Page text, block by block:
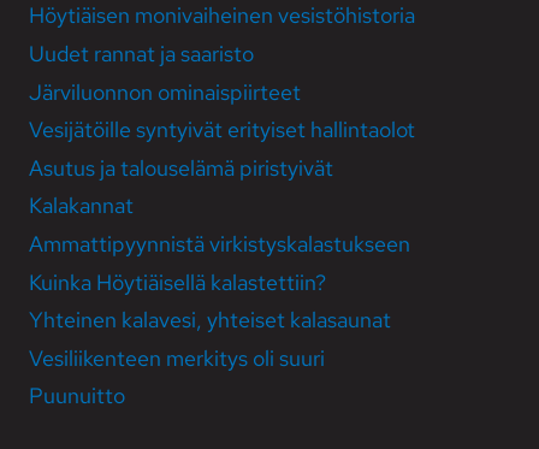
Höytiäisen moni­vaiheinen vesistö­historia
Uudet rannat ja saaristo
Järvi­luonnon ominais­piirteet
Vesi­jätöille syntyivät erityiset hallinta­olot
Asutus ja talous­elämä piristyivät
Kala­kannat
Ammatti­pyynnistä virkistys­kalastukseen
Kuinka Höytiäi­sellä kalastet­tiin?
Yhteinen kala­vesi, yhteiset kala­saunat
Vesi­liikenteen merkitys oli suuri
Puunuitto